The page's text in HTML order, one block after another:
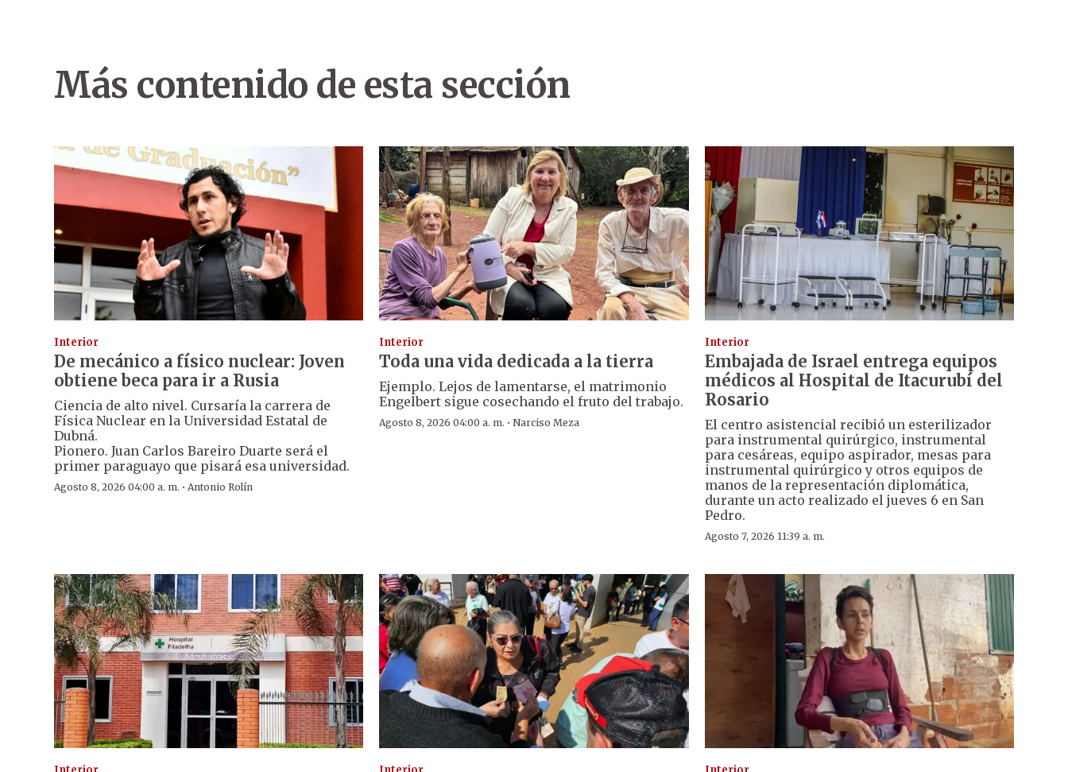
Más contenido de esta sección
Interior
De mecánico a físico nuclear: Joven
obtiene beca para ir a Rusia
Ciencia de alto nivel. Cursaría la carrera de
Física Nuclear en la Universidad Estatal de
Dubná.
Pionero. Juan Carlos Bareiro Duarte será el
primer paraguayo que pisará esa universidad.
Agosto 8, 2026 04:00 a. m. · Antonio Rolín
Interior
Toda una vida dedicada a la tierra
Ejemplo. Lejos de lamentarse, el matrimonio
Engelbert sigue cosechando el fruto del trabajo.
Agosto 8, 2026 04:00 a. m. ·Narciso Meza
Interior
Embajada de Israel entrega equipos
médicos al Hospital de Itacurubí del
Rosario
El centro asistencial recibió un esterilizador
para instrumental quirúrgico, instrumental
para cesáreas, equipo aspirador, mesas para
instrumental quirúrgico y otros equipos de
manos de la representación diplomática,
durante un acto realizado el jueves 6 en San
Pedro.
Agosto 7, 2026 11:39 a. m.